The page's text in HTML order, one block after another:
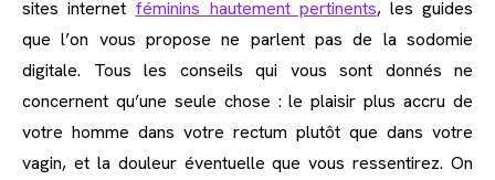
sites internet féminins hautement pertinents, les guides
que l’on vous propose ne parlent pas de la sodomie
digitale. Tous les conseils qui vous sont donnés ne
concernent qu’une seule chose : le plaisir plus accru de
votre homme dans votre rectum plutôt que dans votre
vagin, et la douleur éventuelle que vous ressentirez. On